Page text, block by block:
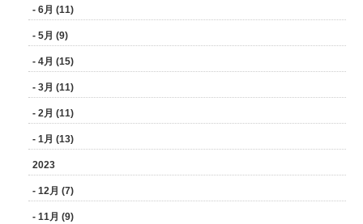
- 6月 (11)
- 5月 (9)
- 4月 (15)
- 3月 (11)
- 2月 (11)
- 1月 (13)
2023
- 12月 (7)
- 11月 (9)